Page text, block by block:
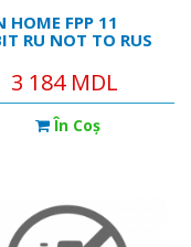
HOME FPP 11
RU NOT TO RUS
3 184 MDL
În Coş